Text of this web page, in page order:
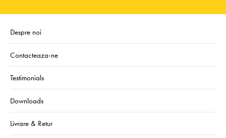
Despre noi
Contacteaza-ne
Testimonials
Downloads
Livrare & Retur